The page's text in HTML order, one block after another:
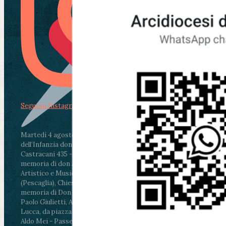
Martedì 4 agosto2026
ore 11:30 - Lucca, Scuola
dell’Infanzia don Aldo Mei - Viale Castruccio
Castracani 435 - Inaugurazione murales in
memoria di don Aldo Mei curato dal Liceo
Artistico e Musicale “Passaglia”
ore 18 - Fiano
(Pescaglia), Chiesa parrocchiale - Messa in
memoria di Don Aldo Mei celebrata da mons.
Paolo Giulietti, Arcivescovo di Lucca
ore 20.30 -
Lucca, da piazza San Michele al Cippo di don
Aldo Mei - Passeggiata della Memoria in alcuni
Segui su Instagram